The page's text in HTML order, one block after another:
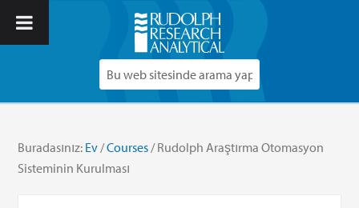
Buradasınız: Ev /Courses /Rudolph Araştırma Otomasyon
Sisteminin Kurulması